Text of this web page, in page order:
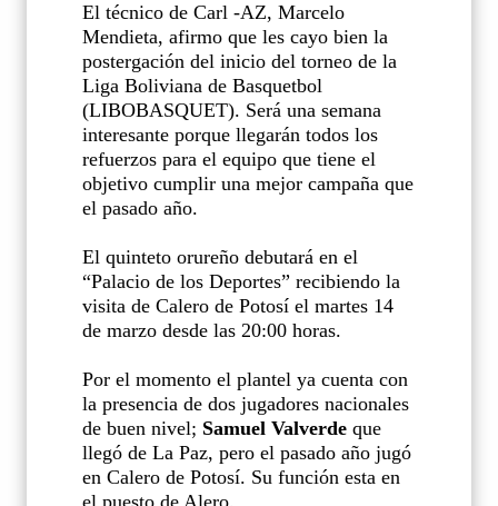
El técnico de Carl -AZ, Marcelo
Mendieta, afirmo que les cayo bien la
postergación del inicio del torneo de la
Liga Boliviana de Basquetbol
(LIBOBASQUET). Será una semana
interesante porque llegarán todos los
refuerzos para el equipo que tiene el
objetivo cumplir una mejor campaña que
el pasado año.
El quinteto orureño debutará en el
“Palacio de los Deportes” recibiendo la
visita de Calero de Potosí el martes 14
de marzo desde las 20:00 horas.
Por el momento el plantel ya cuenta con
la presencia de dos jugadores nacionales
de buen nivel; Samuel Valverde que
llegó de La Paz, pero el pasado año jugó
en Calero de Potosí. Su función esta en